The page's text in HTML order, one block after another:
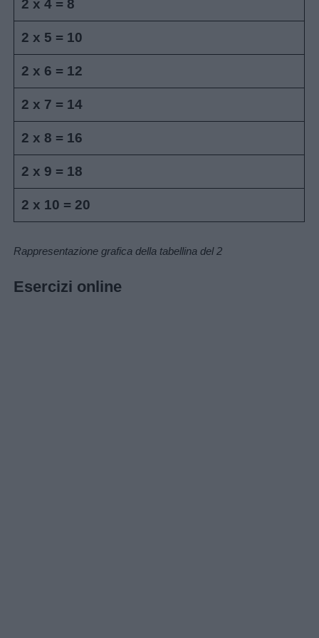
Frasi
e
aforismi
Buongiorno
Buonanotte
Auguri
Educazione
positiva
2 x 4 = 8
2 x 5 = 10
2 x 6 = 12
2 x 7 = 14
2 x 8 = 16
2 x 9 = 18
2 x 10 = 20
Rappresentazione grafica della tabellina del 2
Esercizi online